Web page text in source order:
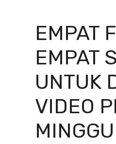
EMPAT
EMPAT
UNTUK
VIDEO